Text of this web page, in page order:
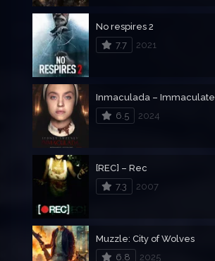
No respires 2
7.7
2021
Inmaculada – Immaculate
6.5
2024
[REC] – Rec
7.3
2007
Muzzle: City of Wolves
6.8
2025